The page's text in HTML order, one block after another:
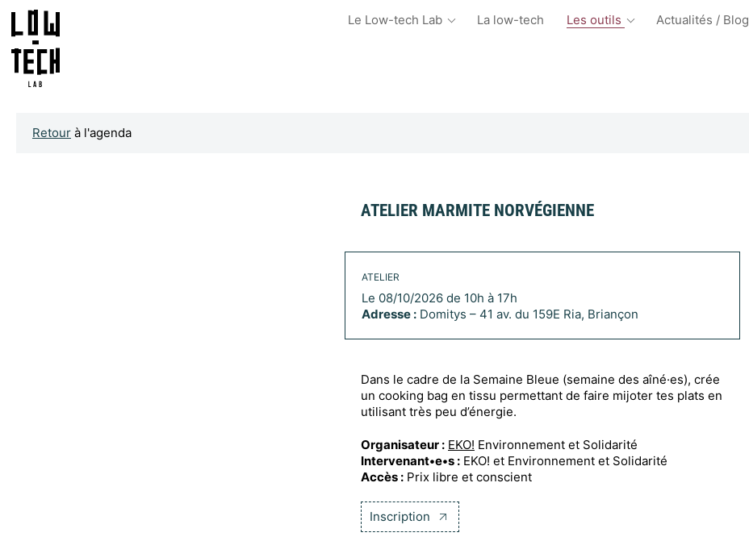
Le Low-tech Lab La low-tech Les outils Actualités / Blog
Retour à l'agenda
ATELIER MARMITE NORVÉGIENNE
ATELIER
Le 08/10/2026 de 10h à 17h
Adresse : Domitys – 41 av. du 159E Ria, Briançon
Dans le cadre de la Semaine Bleue (semaine des aîné·es), crée
un cooking bag en tissu permettant de faire mijoter tes plats en
utilisant très peu d’énergie.
Organisateur : EKO! Environnement et Solidarité
Intervenant•e•s : EKO! et Environnement et Solidarité
Accès : Prix libre et conscient
Inscription